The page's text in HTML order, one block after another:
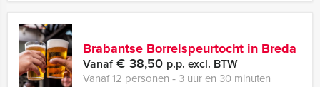
Brabantse Borrelspeurtocht in Breda
Vanaf€ 38,50 p.p. excl. BTW
Vanaf 12 personen ‐ 3 uur en 30 minuten